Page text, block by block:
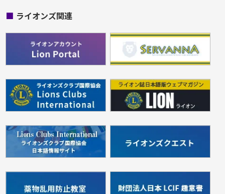
■ ライオンズ関連